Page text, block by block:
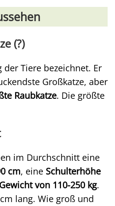
(?)
Tiere bezeichnet. Er
Großkatze, aber
Raubkatze. Die größte
im Durchschnitt eine
cm, eine Schulterhöhe
Gewicht von 110-250 kg.
lang. Wie groß und